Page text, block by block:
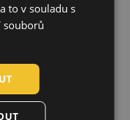
soustavách
SLOVAK
ROMANIAN
DUTCH
to v souladu s
souborů